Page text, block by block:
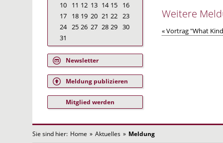
10
11 12 13 14 15
16
17
18 19 20 21 22 23
24 25 26 27 28 29 30
31
Newsletter
Meldung publizieren
Mitglied werden
Weitere
« Vortrag "What
Sie sind hier: Home » Aktuelles » Meldung